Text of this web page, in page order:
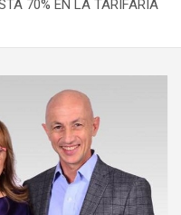
70% EN LA TARIFARIA